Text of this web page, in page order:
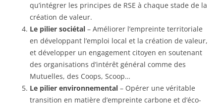
qu’intégrer les principes de RSE à chaque stade de la
création de valeur.
Le pilier sociétal – Améliorer l’empreinte territoriale
en développant l’emploi local et la création de valeur,
et développer un engagement citoyen en soutenant
des organisations d’intérêt général comme des
Mutuelles, des Coops, Scoop…
Le pilier environnemental – Opérer une véritable
transition en matière d’empreinte carbone et d’éco-